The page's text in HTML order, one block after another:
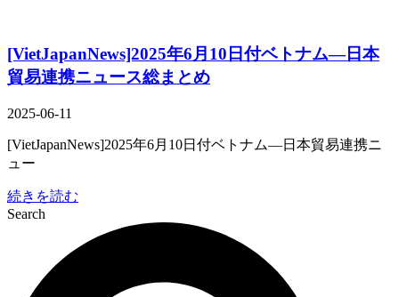
[VietJapanNews]2025年6月10日付ベトナム―日本
貿易連携ニュース総まとめ
2025-06-11
[VietJapanNews]2025年6月10日付ベトナム―日本貿易連携ニ
ュー
続きを読む
Search